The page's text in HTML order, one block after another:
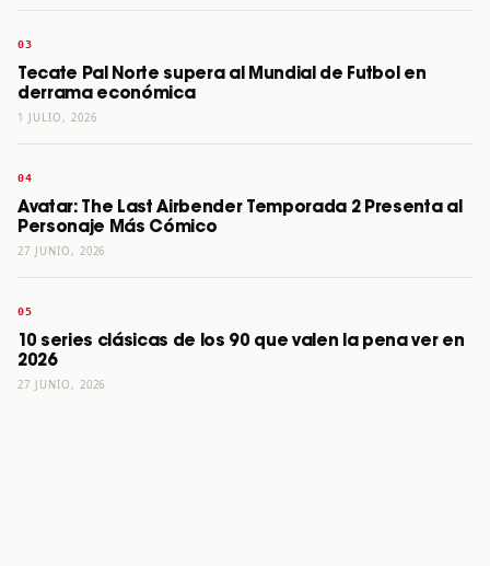
Tecate Pal Norte supera al Mundial de Futbol en
derrama económica
1 JULIO, 2026
Avatar: The Last Airbender Temporada 2 Presenta al
Personaje Más Cómico
27 JUNIO, 2026
10 series clásicas de los 90 que valen la pena ver en
2026
27 JUNIO, 2026